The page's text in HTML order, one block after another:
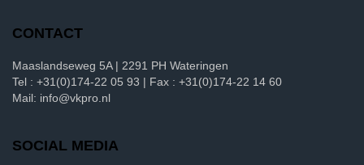
CONTACT
Maaslandseweg 5A | 2291 PH Wateringen
Tel : +31(0)174-22 05 93 | Fax : +31(0)174-22 14 60
Mail: info@vkpro.nl
SOCIAL MEDIA